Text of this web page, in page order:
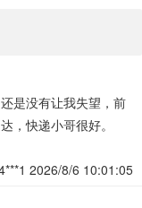
是没有让我失望，前
，快递小哥很好。
2026/8/6 10:01:05